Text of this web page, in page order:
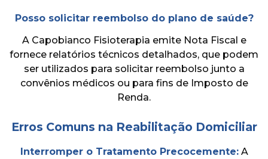
Posso solicitar reembolso do plano de saúde?
A Capobianco Fisioterapia emite Nota Fiscal e
fornece relatórios técnicos detalhados, que podem
ser utilizados para solicitar reembolso junto a
convênios médicos ou para fins de Imposto de
Renda.
Erros Comuns na Reabilitação Domiciliar
Interromper o Tratamento Precocemente:A